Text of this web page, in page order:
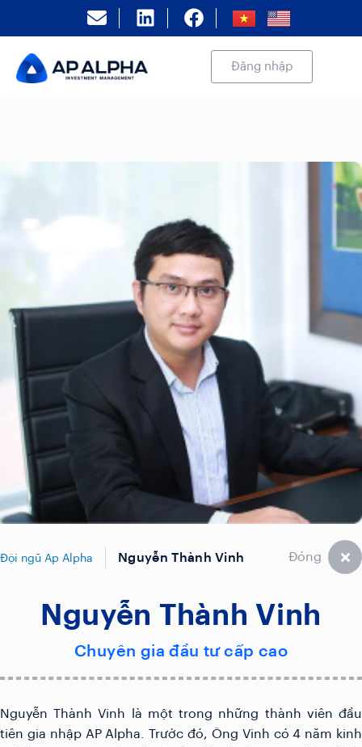
Đăng nhập
Đội ngũ Ap Alpha Nguyễn Thành Vinh Đóng
Nguyễn Thành Vinh
Chuyên gia đầu tư cấp cao
Nguyễn Thành Vinh là một trong những thành viên đầu
tiên gia nhập AP Alpha. Trước đó, Ông Vinh có 4 năm kinh